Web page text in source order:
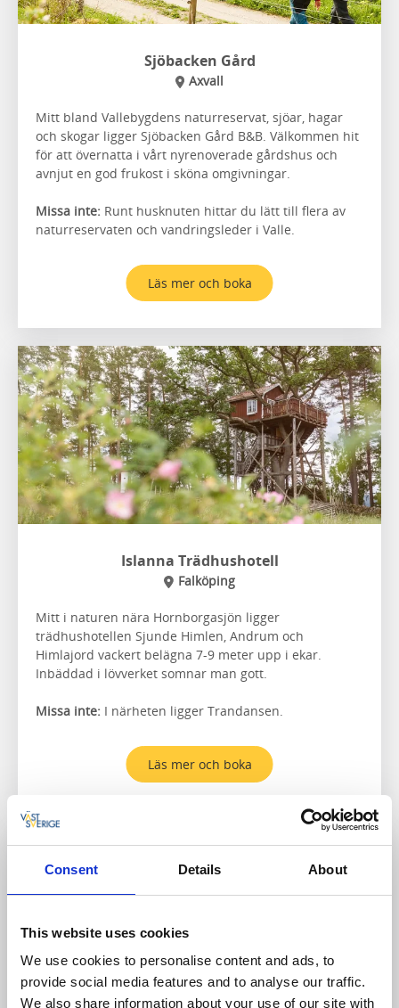
Consent Details About
This website uses cookies
We use cookies to personalise content and ads, to
provide social media features and to analyse our traffic.
We also share information about your use of our site with
Sjöbacken Gård
Axvall
Mitt bland Vallebygdens naturreservat, sjöar, hagar
och skogar ligger Sjöbacken Gård B&B. Välkommen hit
för att övernatta i vårt nyrenoverade gårdshus och
avnjut en god frukost i sköna omgivningar.
Missa inte: Runt husknuten hittar du lätt till flera av
naturreservaten och vandringsleder i Valle.
Läs mer och boka
Islanna Trädhushotell
Falköping
Mitt i naturen nära Hornborgasjön ligger
trädhushotellen Sjunde Himlen, Andrum och
Himlajord vackert belägna 7-9 meter upp i ekar.
Inbäddad i lövverket somnar man gott.
Missa inte: I närheten ligger Trandansen.
Läs mer och boka
Hemester